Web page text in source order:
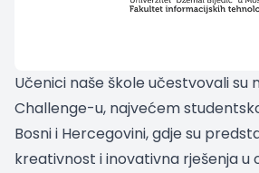
Učenici naše škole učestvovali su
Challenge-u, najvećem
Bosni i Hercegovini, gdje su
kreativnost i inovativna rješenja u